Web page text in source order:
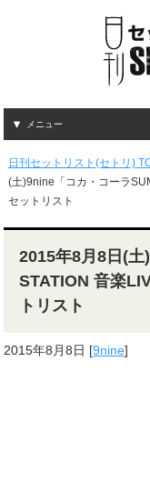
メニュー
日刊セットリスト(セトリ)
(土)9nine「コカ・コーラ
セットリスト
2015年8月8日(
STATION 音楽
トリスト
2015年8月8日 [9nine]